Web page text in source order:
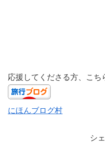
応援してくださる方、こ
にほんブログ村
シ